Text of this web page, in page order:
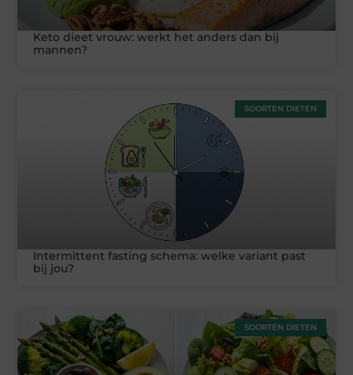
Keto dieet vrouw: werkt het anders dan bij
mannen?
SOORTEN DIETEN
Intermittent fasting schema: welke variant past
bij jou?
SOORTEN DIETEN